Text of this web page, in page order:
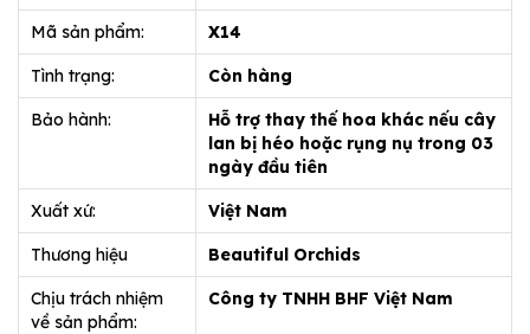
Mã sản phẩm: X14
Tình trạng: Còn hàng
Bảo hành:
Hỗ trợ thay thế hoa khác nếu cây
lan bị héo hoặc rụng nụ trong 03
ngày đầu tiên
Xuất xứ: Việt Nam
Thương hiệu Beautiful Orchids
Chịu trách nhiệm
về sản phẩm:
Công ty TNHH BHF Việt Nam